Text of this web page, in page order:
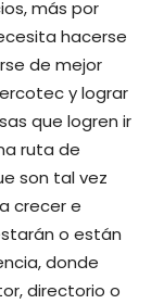
más por
hacerse
de mejor
y lograr
que logren ir
ruta de
son tal vez
crecer e
o están
donde
directorio o